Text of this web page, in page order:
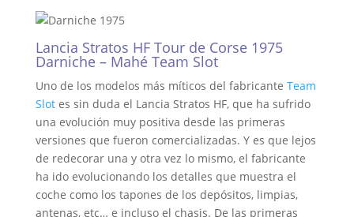
Lancia Stratos HF Tour de Corse 1975
Darniche – Mahé Team Slot
Uno de los modelos más míticos del fabricante Team
Slotes sin duda el Lancia Stratos HF, que ha sufrido
una evolución muy positiva desde las primeras
versiones que fueron comercializadas. Y es que lejos
de redecorar una y otra vez lo mismo, el fabricante
ha ido evolucionando los detalles que muestra el
coche como los tapones de los depósitos, limpias,
antenas, etc… e incluso el chasis. De las primeras